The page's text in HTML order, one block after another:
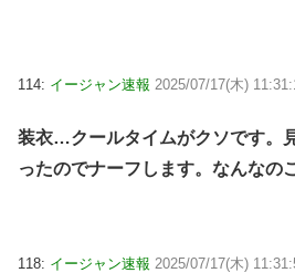
114: イージャン速報 2025/07/17(木)
装衣…クールタイムがクソです。
ったのでナーフします。なんなの
118: イージャン速報 2025/07/17(木)